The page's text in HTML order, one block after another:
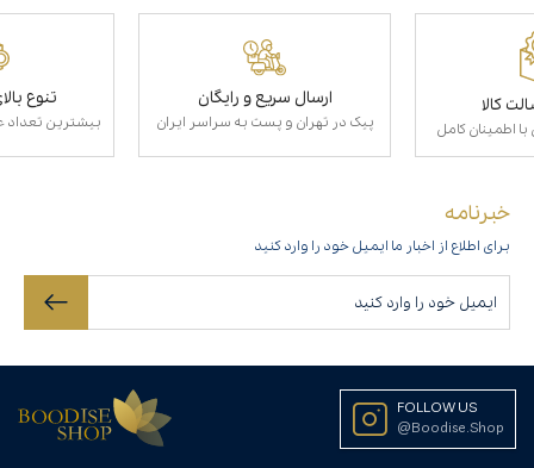
کالا
اطمینان کامل
ارسال سریع و رایگان
پیک در تهران و پست به سراسر ایران
تنوع
بیشترین تعداد
خبرنامه
برای اطلاع از اخبار ما ایمیل خود را وارد کنید
FOLLOW US
@Boodise.Shop